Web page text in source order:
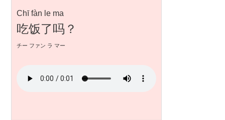
Chī fàn le ma
吃饭了吗？
チー ファン ラ マー